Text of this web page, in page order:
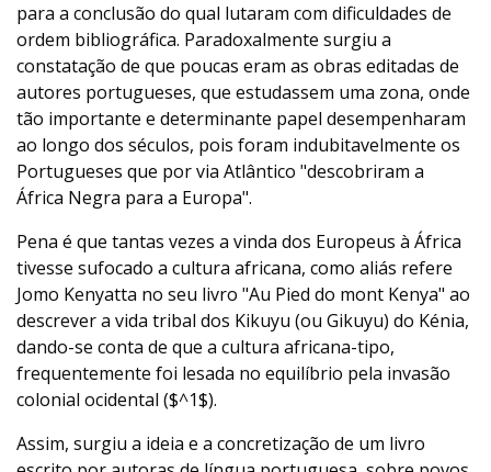
para a conclusão do qual lutaram com dificuldades de
ordem bibliográfica. Paradoxalmente surgiu a
constatação de que poucas eram as obras editadas de
autores portugueses, que estudassem uma zona, onde
tão importante e determinante papel desempenharam
ao longo dos séculos, pois foram indubitavelmente os
Portugueses que por via Atlântico "descobriram a
África Negra para a Europa".
Pena é que tantas vezes a vinda dos Europeus à África
tivesse sufocado a cultura africana, como aliás refere
Jomo Kenyatta no seu livro "Au Pied do mont Kenya" ao
descrever a vida tribal dos Kikuyu (ou Gikuyu) do Kénia,
dando-se conta de que a cultura africana-tipo,
frequentemente foi lesada no equilíbrio pela invasão
colonial ocidental ($^1$).
Assim, surgiu a ideia e a concretização de um livro